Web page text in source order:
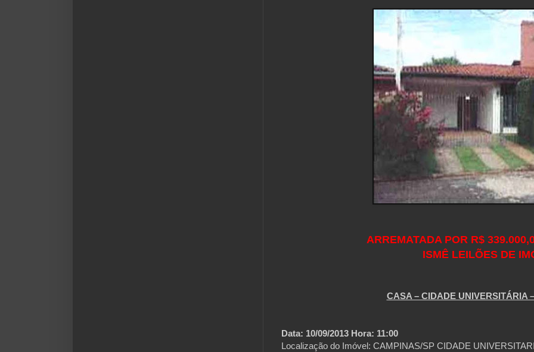
ARREMATADA POR R$
ISMÊ LEILÕES DE
CASA – CIDADE UNIVERSITÁRIA
Data: 10/09/2013 Hora: 11:00
Localização do Imóvel: CAMPINAS/SP CIDADE